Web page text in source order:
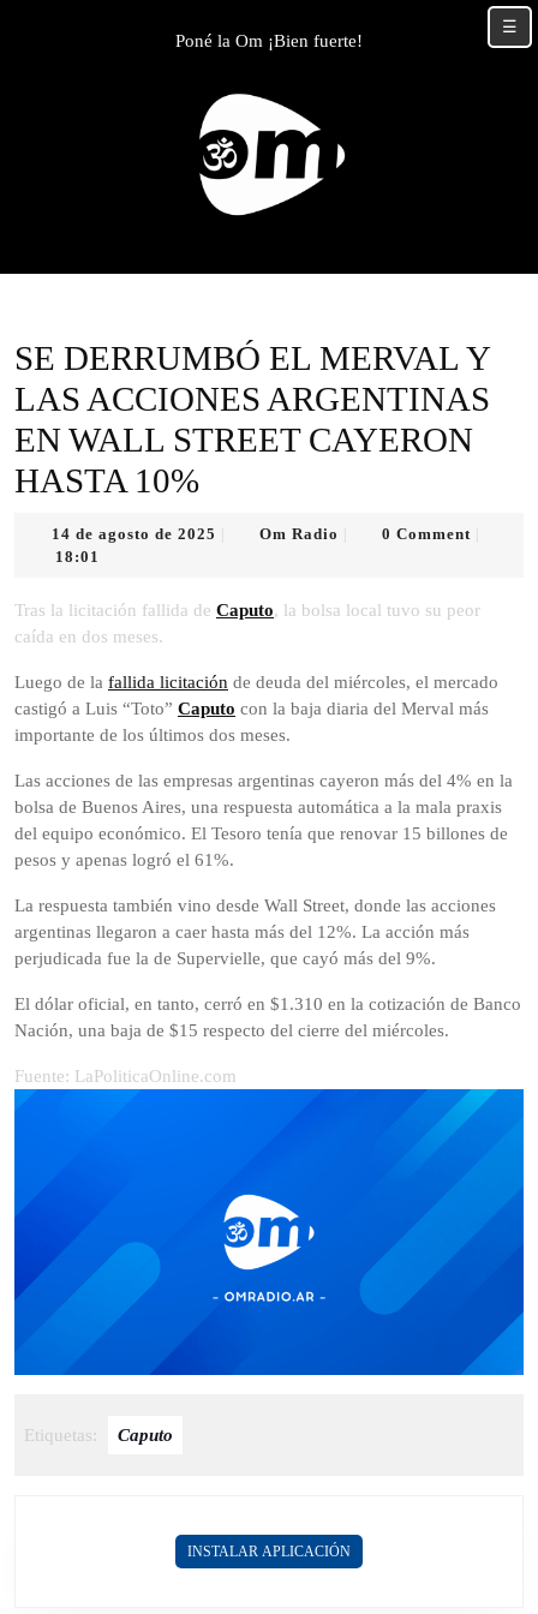
Poné la Om ¡Bien fuerte!
SE DERRUMBÓ EL MERVAL Y
LAS ACCIONES ARGENTINAS
EN WALL STREET CAYERON
HASTA 10%
14 de agosto de 2025
de
2025
Om Radio 0 Comment
18:01
Tras la licitación fallida de Caputo, la bolsa local tuvo su peor
caída en dos meses.
Luego de la fallida licitación de deuda del miércoles, el mercado
castigó a Luis “Toto” Caputo con la baja diaria del Merval más
importante de los últimos dos meses.
Las acciones de las empresas argentinas cayeron más del 4% en la
bolsa de Buenos Aires, una respuesta automática a la mala praxis
del equipo económico. El Tesoro tenía que renovar 15 billones de
pesos y apenas logró el 61%.
La respuesta también vino desde Wall Street, donde las acciones
argentinas llegaron a caer hasta más del 12%. La acción más
perjudicada fue la de Supervielle, que cayó más del 9%.
El dólar oficial, en tanto, cerró en $1.310 en la cotización de Banco
Nación, una baja de $15 respecto del cierre del miércoles.
Fuente: LaPoliticaOnline.com
Etiquetas: Caputo
INSTALAR APLICACIÓN
☰